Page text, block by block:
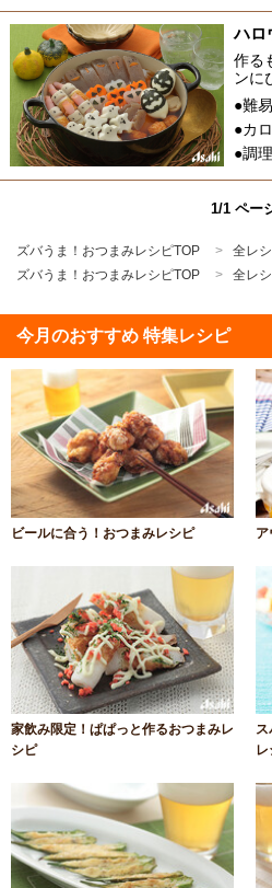
ハロ
作る
ンに
●難
●カ
●調
1/1 ペー
ズバうま！おつまみレシピTOP 全レ
ズバうま！おつまみレシピTOP
全レ
今月のおすすめ 特集レシピ
ビールに合う！おつまみレシピ
家飲み限定！ぱぱっと作るおつまみレ
シピ